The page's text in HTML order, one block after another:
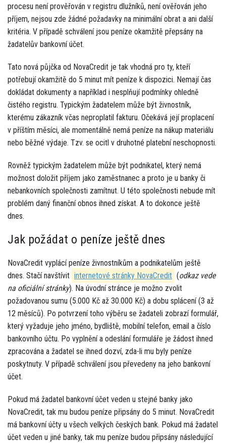
procesu není prověřován v registru dlužníků, není ověřován jeho
příjem, nejsou zde žádné požadavky na minimální obrat a ani další
kritéria. V případě schválení jsou peníze okamžitě přepsány na
žadatelův bankovní účet.
Tato nová půjčka od NovaCredit je tak vhodná pro ty, kteří
potřebují okamžitě do 5 minut mít peníze k dispozici. Nemají čas
dokládat dokumenty a například i nesplňují podmínky ohledně
čistého registru. Typickým žadatelem může být živnostník,
kterému zákazník včas neproplatil fakturu. Očekává její proplacení
v příštím měsíci, ale momentálně nemá peníze na nákup materiálu
nebo běžné výdaje. Tzv. se ocitl v druhotné platební neschopnosti.
Rovněž typickým žadatelem může být podnikatel, který nemá
možnost doložit příjem jako zaměstnanec a proto je u banky či
nebankovních společnosti zamítnut. U této společnosti nebude mít
problém daný finanční obnos ihned získat. A to dokonce ještě
dnes.
Jak požádat o peníze ještě dnes
NovaCredit vyplácí peníze živnostníkům a podnikatelům ještě
dnes. Stačí navštívit internetové stránky NovaCredit (odkaz vede
na oficiální stránky). Na úvodní stránce je možno zvolit
požadovanou sumu (5.000 Kč až 30.000 Kč) a dobu splácení (3 až
12 měsíců). Po potvrzení toho výběru se žadateli zobrazí formulář,
který vyžaduje jeho jméno, bydliště, mobilní telefon, email a číslo
bankovního účtu. Po vyplnění a odeslání formuláře je žádost ihned
zpracována a žadatel se ihned dozví, zda-li mu byly peníze
poskytnuty. V případě schválení jsou převedeny na jeho bankovní
účet.
Pokud má žadatel bankovní účet veden u stejné banky jako
NovaCredit, tak mu budou peníze připsány do 5 minut. NovaCredit
má bankovní účty u všech velkých českých bank. Pokud má žadatel
účet veden u jiné banky, tak mu peníze budou připsány následující